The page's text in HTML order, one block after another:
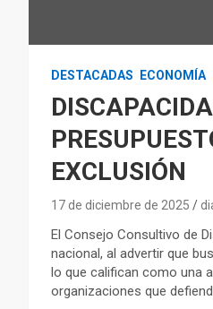
DESTACADAS ECONOMÍA
EXCLUSIÓN
17 de diciembre de 2025
El Consejo Consultivo de
nacional, al advertir que
lo que califican como una
organizaciones que